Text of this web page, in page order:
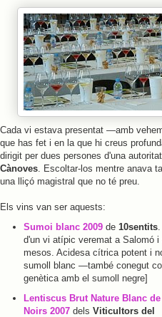
Cada vi estava presentat —amb
que has fet i en la que hi creus
dirigit per dues persones d'una
Cànoves. Escoltar-los mentre anava
una lliçó magistral que no té preu.
Els vins van ser aquests:
Sumoi blanc 2009de 10sentits.
d'un vi atípic veremat a Salomó
mesos. Acidesa cítrica potent i
sumoll blanc —també conegut
genètica amb el sumoll negre]
Lentiscus Brut Nature Blanc de
Noirs 2007dels Viticultors del